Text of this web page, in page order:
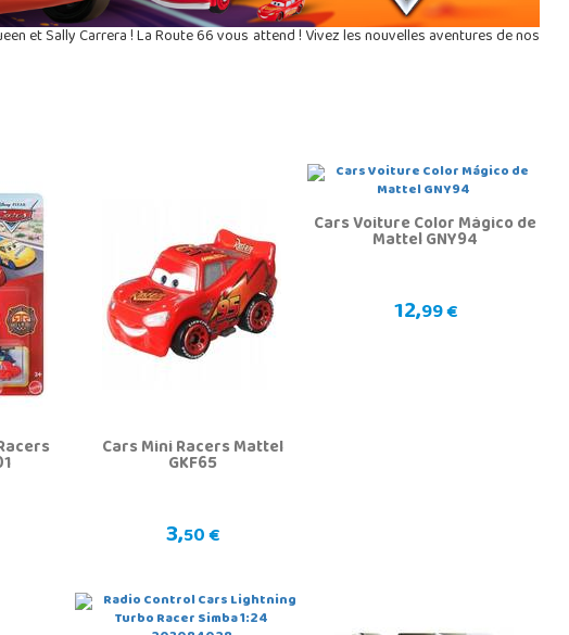
et Sally Carrera ! La Route 66 vous attend ! Vivez les nouvelles aventures de nos
Cars Mini Racers Mattel
GKF65
3,50 €
Cars Voiture Color Mágico de
Mattel GNY94
12,99 €